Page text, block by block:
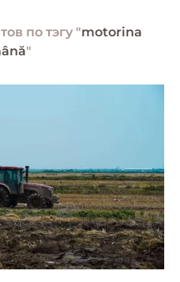
по тэгу "motorina
"